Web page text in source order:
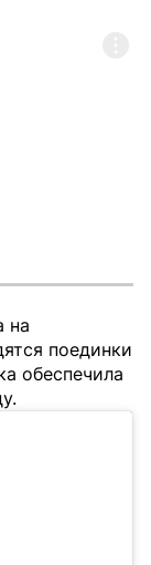
на
поединки
обеспечила